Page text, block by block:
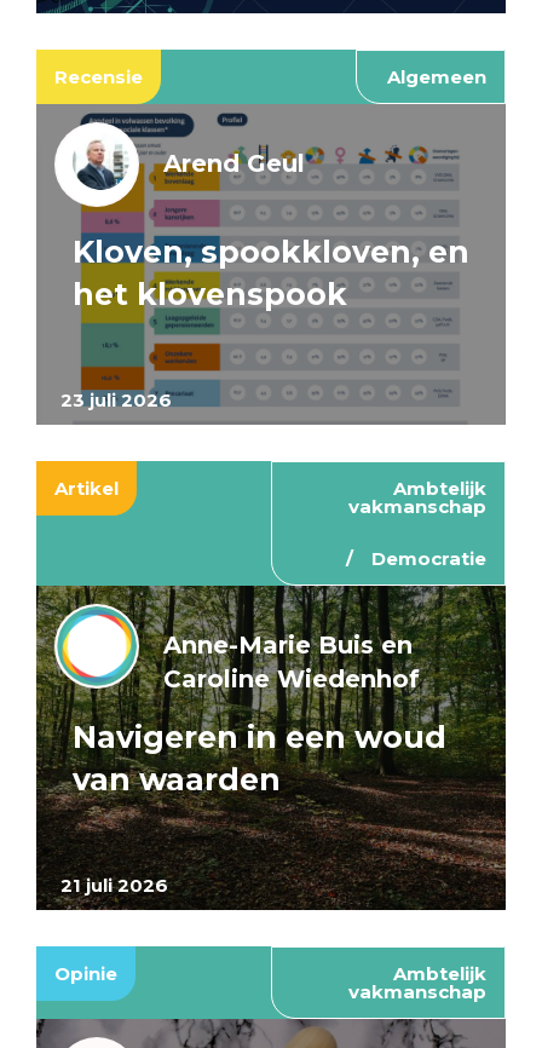
Recensie Algemeen
23 juli 2026
Arend Geul
Kloven, spookkloven, en
het klovenspook
Artikel Ambtelijk
vakmanschap
Democratie
21 juli 2026
Anne-Marie Buis en
Caroline Wiedenhof
Navigeren in een woud
van waarden
Opinie Ambtelijk
vakmanschap